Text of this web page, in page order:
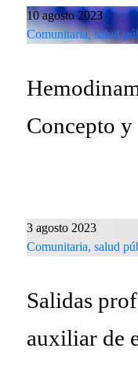
10 agosto 2023
Comunitaria, salud
Concepto y
3 agosto 2023
Comunitaria, salud
Salidas
auxiliar de